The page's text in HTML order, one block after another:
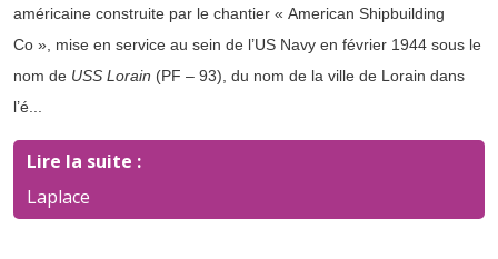
américaine construite par le chantier « American Shipbuilding
Co », mise en service au sein de l’US Navy en février 1944 sous le
nom de USS Lorain (PF – 93), du nom de la ville de Lorain dans
l’é...
Lire la suite :
Laplace